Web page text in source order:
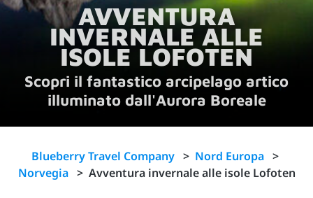
AVVENTURA
INVERNALE ALLE
ISOLE LOFOTEN
Scopri il fantastico arcipelago artico
illuminato dall'Aurora Boreale
Blueberry Travel Company > Nord Europa >
Norvegia> Avventura invernale alle isole Lofoten